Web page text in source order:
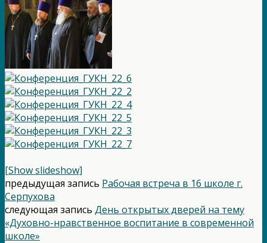
[Show slideshow]
предыдущая запись Рабочая встреча в 16 школе г.
Серпухова
следующая запись День открытых дверей на тему
«Духовно-нравственное воспитание в современной
школе»